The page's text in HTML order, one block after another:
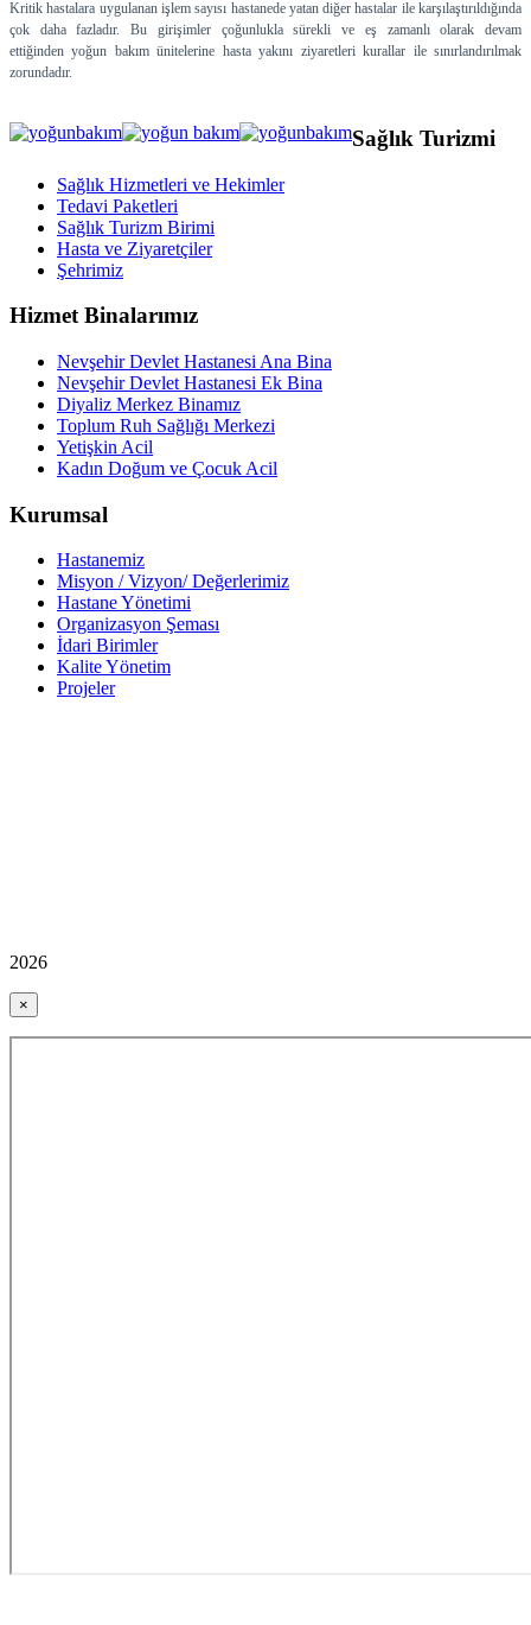
Kritik hastalara uygulanan işlem sayısı hastanede yatan diğer hastalar ile karşılaştırıldığında
çok daha fazladır. Bu girişimler çoğunlukla sürekli ve eş zamanlı olarak devam
ettiğinden yoğun bakım ünitelerine hasta yakını ziyaretleri kurallar ile sınırlandırılmak
zorundadır.
Sağlık Turizmi
Sağlık Hizmetleri ve Hekimler
Tedavi Paketleri
Sağlık Turizm Birimi
Hasta ve Ziyaretçiler
Şehrimiz
Hizmet Binalarımız
Nevşehir Devlet Hastanesi Ana Bina
Nevşehir Devlet Hastanesi Ek Bina
Diyaliz Merkez Binamız
Toplum Ruh Sağlığı Merkezi
Yetişkin Acil
Kadın Doğum ve Çocuk Acil
Kurumsal
Hastanemiz
Misyon / Vizyon/ Değerlerimiz
Hastane Yönetimi
Organizasyon Şeması
İdari Birimler
Kalite Yönetim
Projeler
2026
×